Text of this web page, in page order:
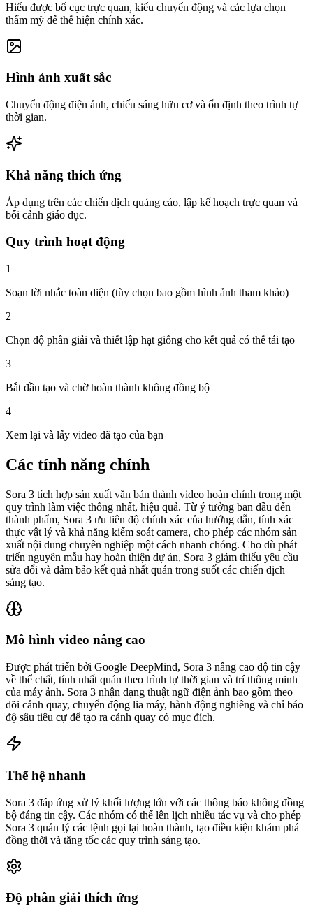
Hiểu được bố cục trực quan, kiểu chuyển động và các lựa chọn
thẩm mỹ để thể hiện chính xác.
Hình ảnh xuất sắc
Chuyển động điện ảnh, chiếu sáng hữu cơ và ổn định theo trình tự
thời gian.
Khả năng thích ứng
Áp dụng trên các chiến dịch quảng cáo, lập kế hoạch trực quan và
bối cảnh giáo dục.
Quy trình hoạt động
1
Soạn lời nhắc toàn diện (tùy chọn bao gồm hình ảnh tham khảo)
2
Chọn độ phân giải và thiết lập hạt giống cho kết quả có thể tái tạo
3
Bắt đầu tạo và chờ hoàn thành không đồng bộ
4
Xem lại và lấy video đã tạo của bạn
Các tính năng chính
Sora 3 tích hợp sản xuất văn bản thành video hoàn chỉnh trong một
quy trình làm việc thống nhất, hiệu quả. Từ ý tưởng ban đầu đến
thành phẩm, Sora 3 ưu tiên độ chính xác của hướng dẫn, tính xác
thực vật lý và khả năng kiểm soát camera, cho phép các nhóm sản
xuất nội dung chuyên nghiệp một cách nhanh chóng. Cho dù phát
triển nguyên mẫu hay hoàn thiện dự án, Sora 3 giảm thiểu yêu cầu
sửa đổi và đảm bảo kết quả nhất quán trong suốt các chiến dịch
sáng tạo.
Mô hình video nâng cao
Được phát triển bởi Google DeepMind, Sora 3 nâng cao độ tin cậy
về thể chất, tính nhất quán theo trình tự thời gian và trí thông minh
của máy ảnh. Sora 3 nhận dạng thuật ngữ điện ảnh bao gồm theo
dõi cảnh quay, chuyển động lia máy, hành động nghiêng và chỉ báo
độ sâu tiêu cự để tạo ra cảnh quay có mục đích.
Thế hệ nhanh
Sora 3 đáp ứng xử lý khối lượng lớn với các thông báo không đồng
bộ đáng tin cậy. Các nhóm có thể lên lịch nhiều tác vụ và cho phép
Sora 3 quản lý các lệnh gọi lại hoàn thành, tạo điều kiện khám phá
đồng thời và tăng tốc các quy trình sáng tạo.
Độ phân giải thích ứng